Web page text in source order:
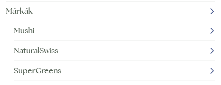
Márkák
Mushi
NaturalSwiss
SuperGreens